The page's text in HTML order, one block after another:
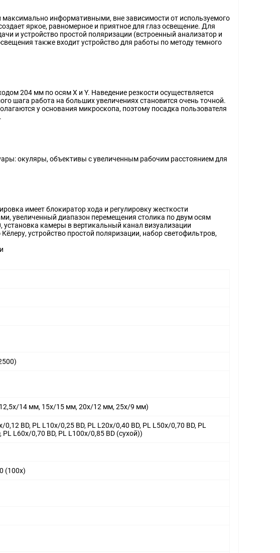
информативными, вне зависимости от используемого
яркое, равномерное и приятное для глаз освещение. Для
и устройство простой поляризации (встроенный анализатор и
также входит устройство для работы по методу темного
204 мм по осям X и Y. Наведение резкости осуществляется
шага работа на больших увеличениях становится очень точной.
у основания микроскопа, поэтому посадка пользователя
окуляры, объективы с увеличенным рабочим расстоянием для
имеет блокиратор хода и регулировку жесткости
увеличенный диапазон перемещения столика по двум осям
установка камеры в вертикальный канал визуализации
устройство простой поляризации, набор светофильтров,
14 мм, 15х/15 мм, 20х/12 мм, 25х/9 мм)
BD, PL L10х/0,25 BD, PL L20х/0,40 BD, PL L50х/0,70 BD, PL
L60x/0,70 BD, PL L100х/0,85 BD (сухой))
(100х)